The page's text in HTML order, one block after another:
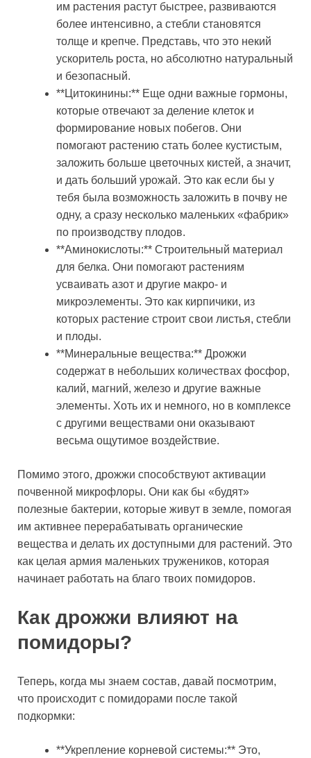
им растения растут быстрее, развиваются
более интенсивно, а стебли становятся
толще и крепче. Представь, что это некий
ускоритель роста, но абсолютно натуральный
и безопасный.
**Цитокинины:** Еще одни важные гормоны,
которые отвечают за деление клеток и
формирование новых побегов. Они
помогают растению стать более кустистым,
заложить больше цветочных кистей, а значит,
и дать больший урожай. Это как если бы у
тебя была возможность заложить в почву не
одну, а сразу несколько маленьких «фабрик»
по производству плодов.
**Аминокислоты:** Строительный материал
для белка. Они помогают растениям
усваивать азот и другие макро- и
микроэлементы. Это как кирпичики, из
которых растение строит свои листья, стебли
и плоды.
**Минеральные вещества:** Дрожжи
содержат в небольших количествах фосфор,
калий, магний, железо и другие важные
элементы. Хоть их и немного, но в комплексе
с другими веществами они оказывают
весьма ощутимое воздействие.
Помимо этого, дрожжи способствуют активации
почвенной микрофлоры. Они как бы «будят»
полезные бактерии, которые живут в земле, помогая
им активнее перерабатывать органические
вещества и делать их доступными для растений. Это
как целая армия маленьких тружеников, которая
начинает работать на благо твоих помидоров.
Как дрожжи влияют на
помидоры?
Теперь, когда мы знаем состав, давай посмотрим,
что происходит с помидорами после такой
подкормки:
**Укрепление корневой системы:** Это,